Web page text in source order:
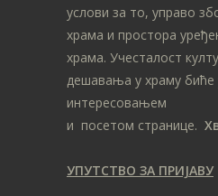
услови за то, управо
храма и простора
храма. Учесталост
дешавања у храму
интересовањем
и посетом странице.
УПУТСТВО ЗА ПРИЈАВУ